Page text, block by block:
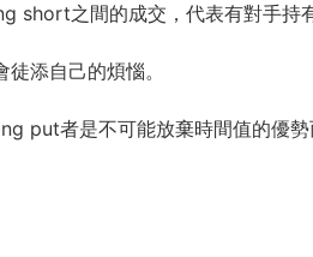
short之間的成交，代表有對手持
添自己的煩惱。
put者是不可能放棄時間值的優